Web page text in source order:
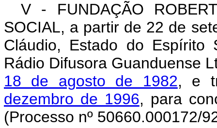
V - FUNDAÇÃO
SOCIAL, a partir de 22 de
Cláudio, Estado do Espírito
Rádio Difusora Guanduense
18 de agosto de 1982, e
dezembro de 1996, para
(Processo nº 50660.000172/